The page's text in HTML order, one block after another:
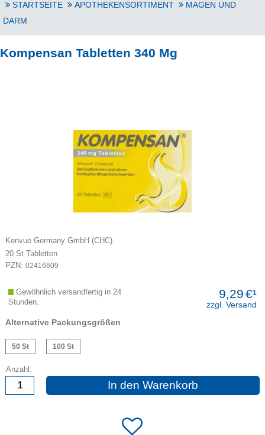
STARTSEITE APOTHEKENSORTIMENT
MAGEN UND
DARM
Kompensan Tabletten 340 Mg
Kenvue Germany GmbH (CHC)
20 St Tabletten
PZN: 02416609
9,29€¹
zzgl. Versand
Gewöhnlich versandfertig in 24
Stunden.
Alternative Packungsgrößen
50 St 100 St
Anzahl:
In den Warenkorb